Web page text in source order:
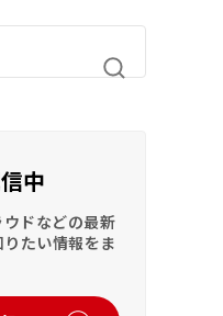
中
ウドなどの最新
たい情報をま